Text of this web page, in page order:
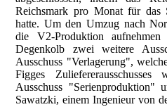
Reichsmark pro Monat für das
hatte. Um den Umzug nach
die V2-Produktion
Degenkolb zwei weitere
Ausschuss "Verlagerung",
Figges
Ausschuss "Serienproduktion"
Sawatzki, einem Ingenieur von